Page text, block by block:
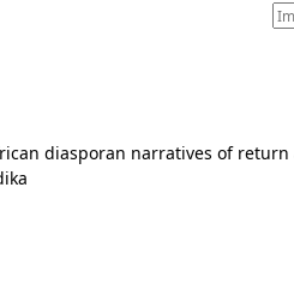
diasporan narratives of